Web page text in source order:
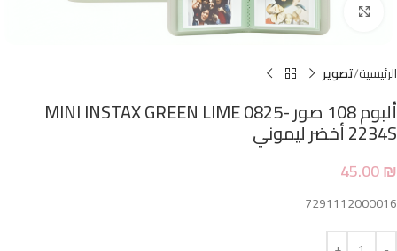
Click to enlarge
الرئيسية تصوير
ألبوم 108 صور MINI INSTAX GREEN LIME 0825-
2234S أخضر ليموني
45.00₪
7291112000016